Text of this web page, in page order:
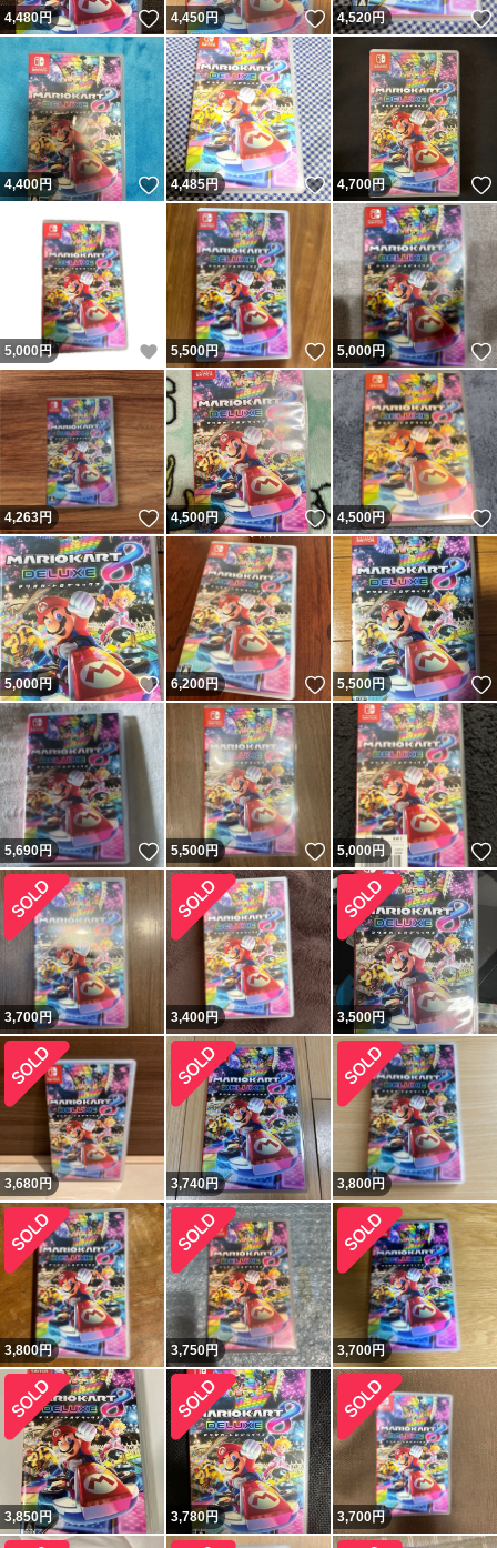
4,480円 いいね！
4,450円 いいね！
4,520円
4,400円 いいね！
4,485円 いいね！
4,700円
5,000 円 いいね！
5,500円 いいね！
5,000円
4,263円 いいね！
4,500円 いいね！
4,500円
5,000円 いいね！
6,200円 いいね！
5,500円
5,690円 いいね！
5,500円 いいね！
5,000 円
3,700円 3,400円 3,500円
3,680円 3,740円 3,800円
3,800円 3,750円 3,700円
3,850円 3,780円 3,700円